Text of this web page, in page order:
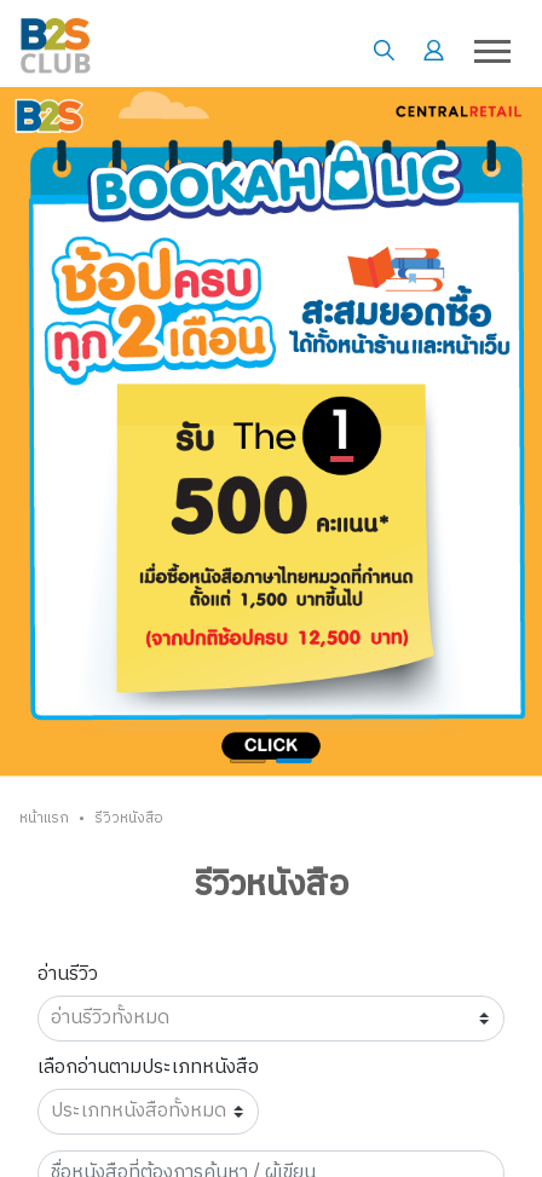
หน้าแรก • รีวิวหนังสือ
รีวิวหนังสือ
อ่านรีวิว
เลือกอ่านตามประเภทหนังสือ